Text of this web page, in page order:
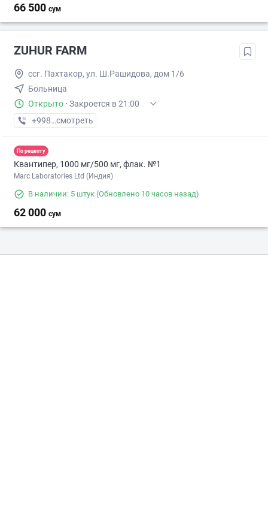
66 500 сум
ZUHUR FARM
ссг. Пахтакор, ул. Ш.Рашидова, дом 1/6
Больница
Открыто · Закроется в 21:00
+998 (99) XXX-XX-XX
смотреть
По рецепту
Квантипер, 1000 мг/500 мг, флак. №1
Marc Laboratories Ltd (Индия)
В наличии: 5 штук (Обновлено 10 часов назад)
62 000 сум